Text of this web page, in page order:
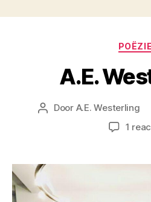
POËZIE
A.E.
Berichtauteur
Door A.E. Westerling
1